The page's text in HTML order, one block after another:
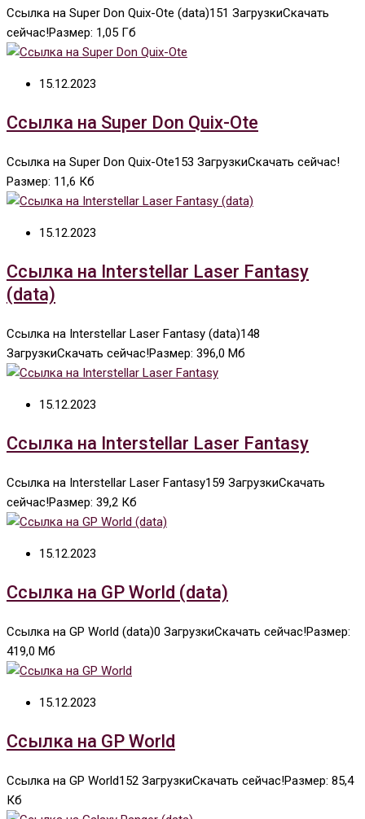
Ссылка на Super Don Quix-Ote (data)151 ЗагрузкиСкачать
сейчас!Размер: 1,05 Гб
15.12.2023
Ссылка на Super Don Quix-Ote
Ссылка на Super Don Quix-Ote153 ЗагрузкиСкачать сейчас!
Размер: 11,6 Кб
15.12.2023
Ссылка на Interstellar Laser Fantasy
(data)
Ссылка на Interstellar Laser Fantasy (data)148
ЗагрузкиСкачать сейчас!Размер: 396,0 Мб
15.12.2023
Ссылка на Interstellar Laser Fantasy
Ссылка на Interstellar Laser Fantasy159 ЗагрузкиСкачать
сейчас!Размер: 39,2 Кб
15.12.2023
Ссылка на GP World (data)
Ссылка на GP World (data)0 ЗагрузкиСкачать сейчас!Размер:
419,0 Мб
15.12.2023
Ссылка на GP World
Ссылка на GP World152 ЗагрузкиСкачать сейчас!Размер: 85,4
Кб